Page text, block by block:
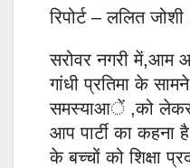
रिपोर्ट – ललित
सरोवर नगरी में,आम
गांधी प्रतिमा के
समस्याआें ,को लेकर
आप पार्टी का कहना
के बच्चों को शिक्षा